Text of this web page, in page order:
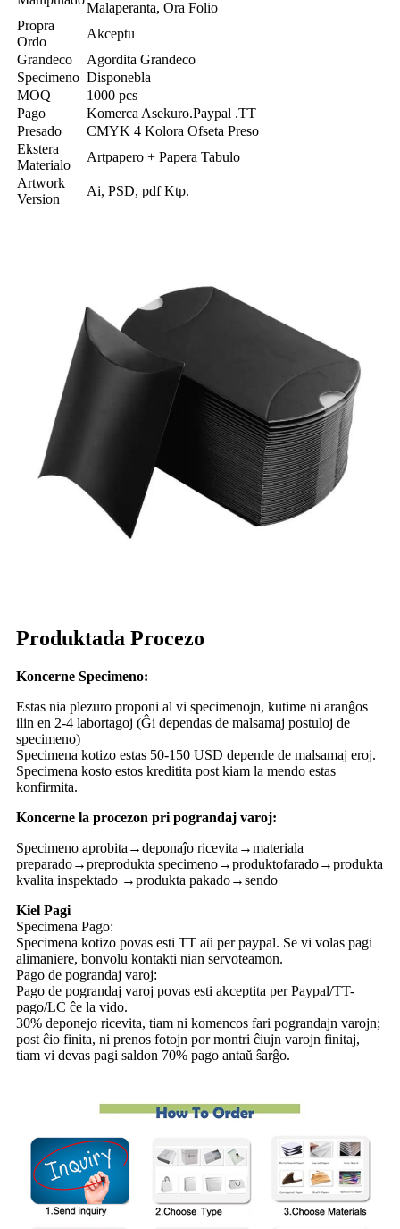
Malaperanta, Ora Folio
Propra
Ordo
Akceptu
Grandeco
Agordita Grandeco
Specimeno Disponebla
MOQ
1000 pcs
Pago
Komerca Asekuro.Paypal .TT
Presado
CMYK 4 Kolora Ofseta Preso
Ekstera
Materialo
Artpapero + Papera Tabulo
Artwork
Version
Ai, PSD, pdf Ktp.
Produktada Procezo
Koncerne Specimeno:
Estas nia plezuro proponi al vi specimenojn, kutime ni aranĝos
ilin en 2-4 labortagoj (Ĝi dependas de malsamaj postuloj de
specimeno)
Specimena kotizo estas 50-150 USD depende de malsamaj eroj.
Specimena kosto estos kreditita post kiam la mendo estas
konfirmita.
Koncerne la procezon pri pograndaj varoj:
Specimeno aprobita→deponaĵo ricevita→materiala
preparado→preprodukta specimeno→produktofarado→produkta
kvalita inspektado →produkta pakado→sendo
Kiel Pagi
Specimena Pago:
Specimena kotizo povas esti TT aŭ per paypal. Se vi volas pagi
alimaniere, bonvolu kontakti nian servoteamon.
Pago de pograndaj varoj:
Pago de pograndaj varoj povas esti akceptita per Paypal/TT-
pago/LC ĉe la vido.
30% deponejo ricevita, tiam ni komencos fari pograndajn varojn;
post ĉio finita, ni prenos fotojn por montri ĉiujn varojn finitaj,
tiam vi devas pagi saldon 70% pago antaŭ ŝarĝo.